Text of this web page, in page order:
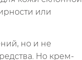
или
но и не
Но крем-